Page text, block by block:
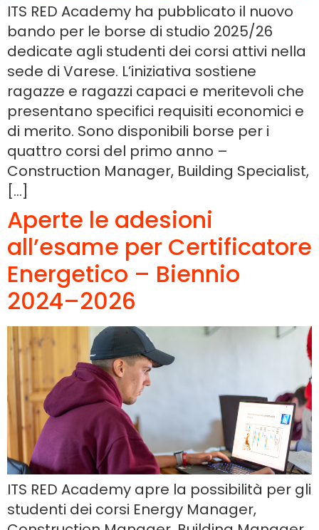
ITS RED Academy ha pubblicato il nuovo
bando per le borse di studio 2025/26
dedicate agli studenti dei corsi attivi nella
sede di Varese. L’iniziativa sostiene
ragazze e ragazzi capaci e meritevoli che
presentano specifici requisiti economici e
di merito. Sono disponibili borse per i
quattro corsi del primo anno –
Construction Manager, Building Specialist,
[…]
Aperte le adesioni
all’esame per Certificatore
Energetico – Biennio
2024–2026
ITS RED Academy apre la possibilità per gli
studenti dei corsi Energy Manager,